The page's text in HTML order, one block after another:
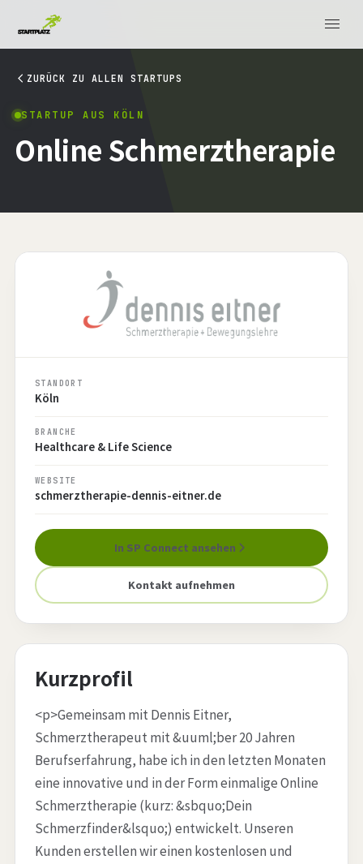
ZURÜCK ZU ALLEN STARTUPS
STARTUP AUS KÖLN
Online Schmerztherapie
STANDORT
Köln
BRANCHE
Healthcare & Life Science
WEBSITE
schmerztherapie-dennis-eitner.de
In SP Connect ansehen
Kontakt aufnehmen
Kurzprofil
<p>Gemeinsam mit Dennis Eitner,
Schmerztherapeut mit &uuml;ber 20 Jahren
Berufserfahrung, habe ich in den letzten Monaten
eine innovative und in der Form einmalige Online
Schmerztherapie (kurz: &sbquo;Dein
Schmerzfinder&lsquo;) entwickelt. Unseren
Kunden erstellen wir einen kostenlosen und